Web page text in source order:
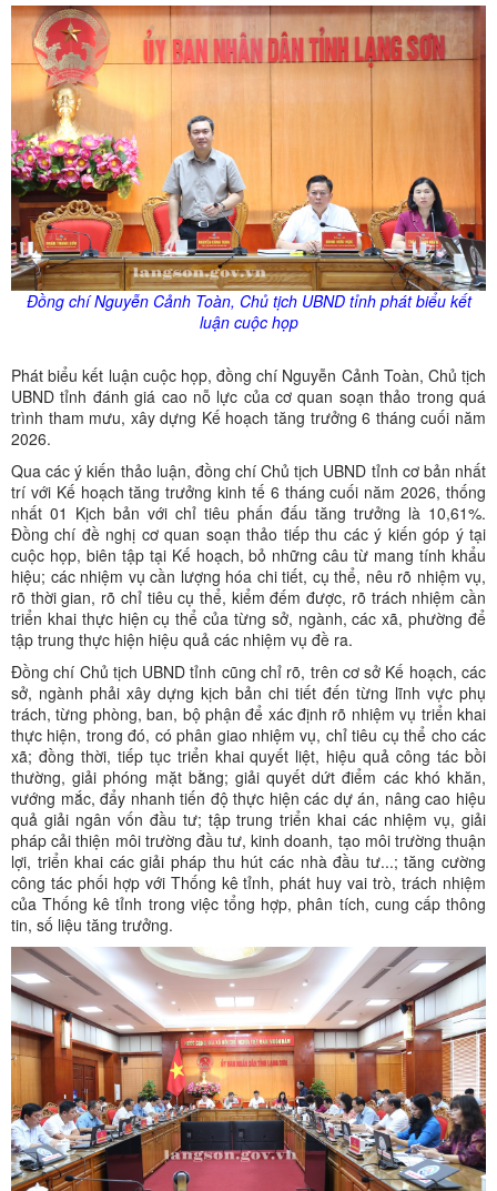
Đồng chí Nguyễn Cảnh Toàn, Chủ tịch UBND tỉnh phát biểu kết
luận cuộc họp
Phát biểu kết luận cuộc họp, đồng chí Nguyễn Cảnh Toàn, Chủ tịch
UBND tỉnh đánh giá cao nỗ lực của cơ quan soạn thảo trong quá
trình tham mưu, xây dựng Kế hoạch tăng trưởng 6 tháng cuối năm
2026.
Qua các ý kiến thảo luận, đồng chí Chủ tịch UBND tỉnh cơ bản nhất
trí với Kế hoạch tăng trưởng kinh tế 6 tháng cuối năm 2026, thống
nhất 01 Kịch bản với chỉ tiêu phấn đấu tăng trưởng là 10,61%.
Đồng chí đề nghị cơ quan soạn thảo tiếp thu các ý kiến góp ý tại
cuộc họp, biên tập tại Kế hoạch, bỏ những câu từ mang tính khẩu
hiệu; các nhiệm vụ cần lượng hóa chi tiết, cụ thể, nêu rõ nhiệm vụ,
rõ thời gian, rõ chỉ tiêu cụ thể, kiểm đếm được, rõ trách nhiệm cần
triển khai thực hiện cụ thể của từng sở, ngành, các xã, phường để
tập trung thực hiện hiệu quả các nhiệm vụ đề ra.
Đồng chí Chủ tịch UBND tỉnh cũng chỉ rõ, trên cơ sở Kế hoạch, các
sở, ngành phải xây dựng kịch bản chi tiết đến từng lĩnh vực phụ
trách, từng phòng, ban, bộ phận để xác định rõ nhiệm vụ triển khai
thực hiện, trong đó, có phân giao nhiệm vụ, chỉ tiêu cụ thể cho các
xã; đồng thời, tiếp tục triển khai quyết liệt, hiệu quả công tác bồi
thường, giải phóng mặt bằng; giải quyết dứt điểm các khó khăn,
vướng mắc, đẩy nhanh tiến độ thực hiện các dự án, nâng cao hiệu
quả giải ngân vốn đầu tư; tập trung triển khai các nhiệm vụ, giải
pháp cải thiện môi trường đầu tư, kinh doanh, tạo môi trường thuận
lợi, triển khai các giải pháp thu hút các nhà đầu tư...; tăng cường
công tác phối hợp với Thống kê tỉnh, phát huy vai trò, trách nhiệm
của Thống kê tỉnh trong việc tổng hợp, phân tích, cung cấp thông
tin, số liệu tăng trưởng.